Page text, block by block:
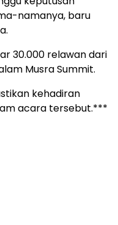
namanya, baru
30.000 relawan dari
Musra Summit.
kehadiran
acara tersebut.***